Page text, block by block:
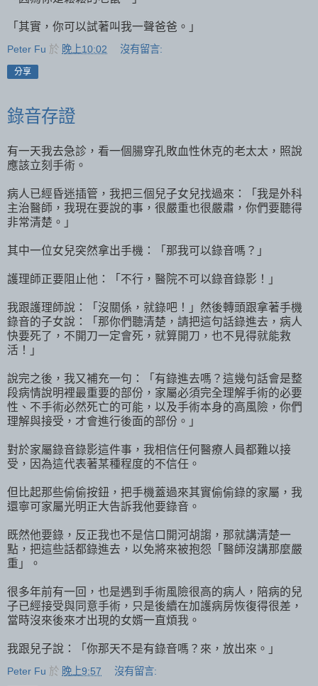
「其實，你可以試著叫我一聲爸爸。」
Peter Fu 於 晚上10:02 沒有留言:
分享
錄音存證
有一天我去急診，看一個腸穿孔敗血性休克的老太太，照說
應該立刻手術。
病人已經昏迷插管，我把三個兒子女兒找過來：「我是外科
主治醫師，我現在要說的事，很嚴重也很嚴肅，你們要聽得
非常清楚。」
其中一位女兒突然拿出手機：「那我可以錄音嗎？」
護理師正要阻止他：「不行，醫院不可以錄音錄影！」
我跟護理師說：「沒關係，就錄吧！」然後轉頭跟拿著手機
錄音的子女說：「那你們聽清楚，請把這句話錄進去，病人
快要死了，不開刀一定會死，就算開刀，也不見得就能救
活！」
說完之後，我又補充一句：「有錄進去嗎？這幾句話會是整
段病情說明裡最重要的部份，家屬必須完全理解手術的必要
性、不手術必然死亡的可能，以及手術本身的高風險，你們
理解與接受，才會進行後面的部份。」
對於家屬錄音錄影這件事，我相信任何醫療人員都難以接
受，因為這代表著某種程度的不信任。
但比起那些偷偷按鈕，把手機蓋過來其實偷偷錄的家屬，我
還寧可家屬光明正大告訴我他要錄音。
既然他要錄，反正我也不是信口開河胡謅，那就講清楚一
點，把這些話都錄進去，以免將來被抱怨「醫師沒講那麼嚴
重」。
很多年前有一回，也是遇到手術風險很高的病人，陪病的兒
子已經接受與同意手術，只是後續在加護病房恢復得很差，
當時沒來後來才出現的女婿一直煩我。
我跟兒子說：「你那天不是有錄音嗎？來，放出來。」
Peter Fu 於 晚上9:57 沒有留言: